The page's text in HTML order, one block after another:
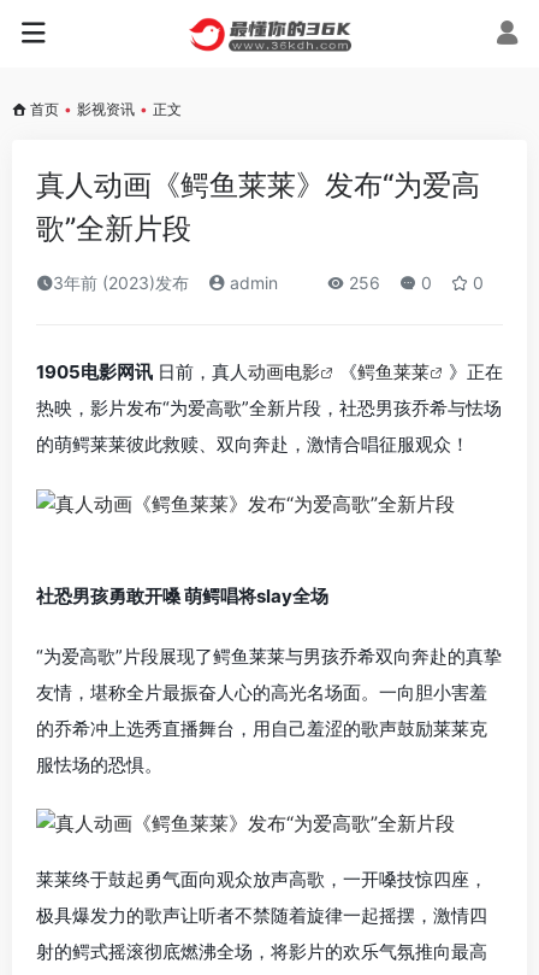
首页 • 影视资讯 • 正文
真人动画《鳄鱼莱莱》发布“为爱高
歌”全新片段
3年前 (2023)发布 admin 256 0 0
1905电影网讯 日前，真人动画电影 《鳄鱼莱莱
》正在
热映，影片发布“为爱高歌”全新片段，社恐男孩乔希与怯场
的萌鳄莱莱彼此救赎、双向奔赴，激情合唱征服观众！
社恐男孩勇敢开嗓 萌鳄唱将slay全场
“为爱高歌”片段展现了鳄鱼莱莱与男孩乔希双向奔赴的真挚
友情，堪称全片最振奋人心的高光名场面。一向胆小害羞
的乔希冲上选秀直播舞台，用自己羞涩的歌声鼓励莱莱克
服怯场的恐惧。
莱莱终于鼓起勇气面向观众放声高歌，一开嗓技惊四座，
极具爆发力的歌声让听者不禁随着旋律一起摇摆，激情四
射的鳄式摇滚彻底燃沸全场，将影片的欢乐气氛推向最高